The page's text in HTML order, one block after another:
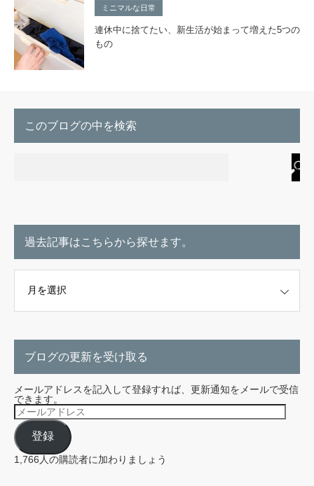
ミニマルな日常
連休中に捨てたい、新生活が始まって増えた5つの
もの
このブログの中を検索
過去記事はこちらから探せます。
ブログの更新を受け取る
メールアドレスを記入して登録すれば、更新通知をメールで受信
できます。
メ
ー
ル
ア
ド
レ
ス
登録
1,766人の購読者に加わりましょう